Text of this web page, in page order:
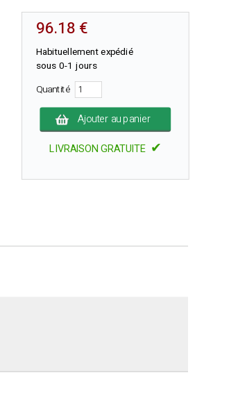
96.18 €
Habituellement expédié
sous 0-1 jours
Quantité
Ajouter au panier
LIVRAISON GRATUITE ✔